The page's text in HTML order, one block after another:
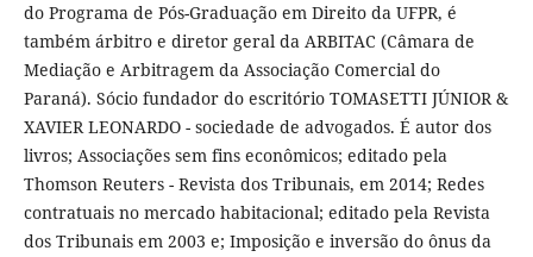
do Programa de Pós-Graduação em Direito da UFPR, é
também árbitro e diretor geral da ARBITAC (Câmara de
Mediação e Arbitragem da Associação Comercial do
Paraná). Sócio fundador do escritório TOMASETTI JÚNIOR &
XAVIER LEONARDO - sociedade de advogados. É autor dos
livros; Associações sem fins econômicos; editado pela
Thomson Reuters - Revista dos Tribunais, em 2014; Redes
contratuais no mercado habitacional; editado pela Revista
dos Tribunais em 2003 e; Imposição e inversão do ônus da